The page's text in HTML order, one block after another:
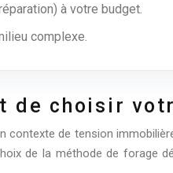
à votre budget.
complexe.
de choisir
contexte de tension
de la méthode de forage